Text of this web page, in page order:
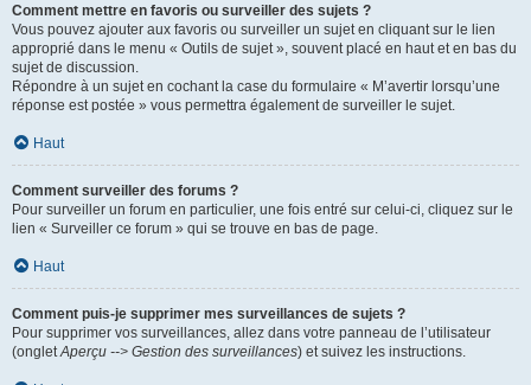
Comment mettre en favoris ou surveiller des sujets ?
Vous pouvez ajouter aux favoris ou surveiller un sujet en cliquant sur le lien
approprié dans le menu « Outils de sujet », souvent placé en haut et en bas du
sujet de discussion.
Répondre à un sujet en cochant la case du formulaire « M’avertir lorsqu’une
réponse est postée » vous permettra également de surveiller le sujet.
Haut
Comment surveiller des forums ?
Pour surveiller un forum en particulier, une fois entré sur celui-ci, cliquez sur le
lien « Surveiller ce forum » qui se trouve en bas de page.
Haut
Comment puis-je supprimer mes surveillances de sujets ?
Pour supprimer vos surveillances, allez dans votre panneau de l’utilisateur
(ongletAperçu --> Gestion des surveillances) et suivez les instructions.